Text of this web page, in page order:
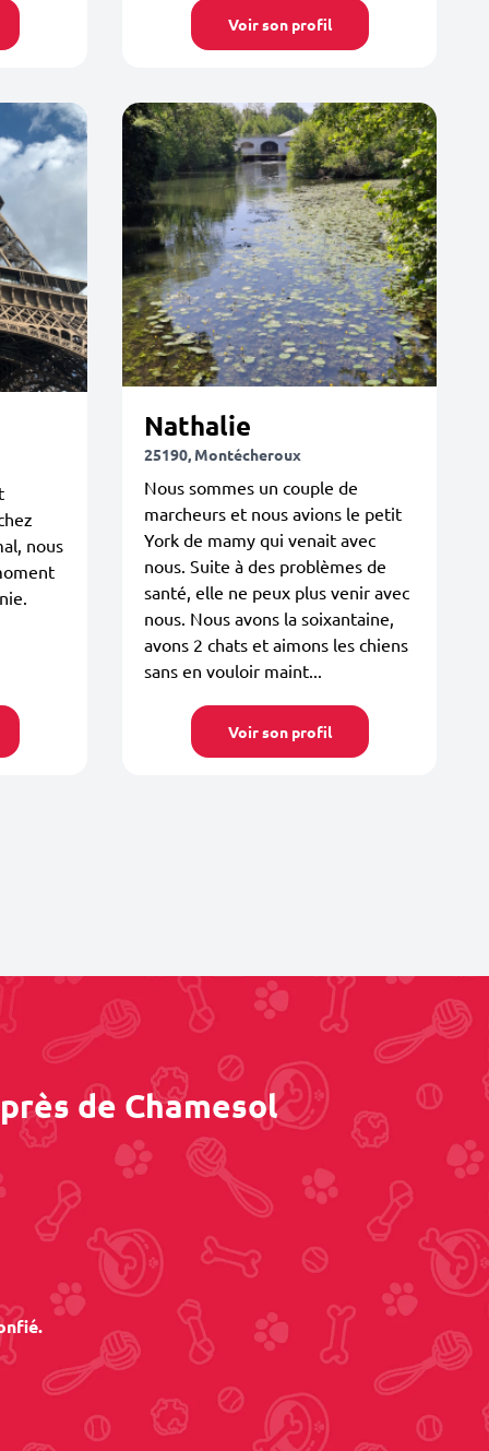
Voir son profil
nous
Nathalie
25190, Montécheroux
Nous sommes un couple de
marcheurs et nous avions le petit
York de mamy qui venait avec
nous. Suite à des problèmes de
santé, elle ne peux plus venir avec
nous. Nous avons la soixantaine,
avons 2 chats et aimons les chiens
sans en vouloir maint...
Voir son profil
de Chamesol